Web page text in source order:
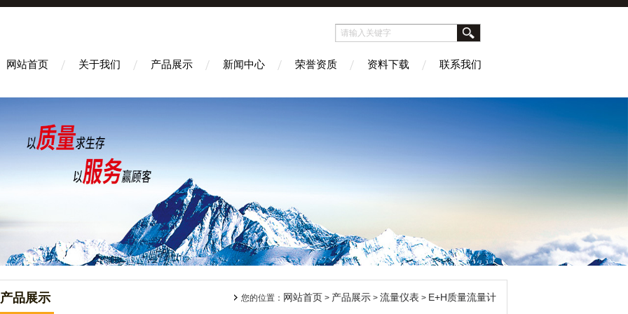
网站首页 关于我们 产品展示 新闻中心 荣誉资质 资料下载 联系我们
产品展示 您的位置： 网站首页 > 产品展示 > 流量仪表 > E+H质量流量计